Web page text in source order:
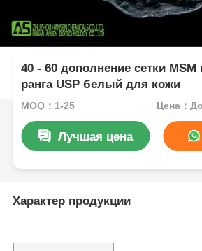
40 - 60 дополнение сетки MSM
ранга USP белый для кожи
MOQ：1-25 Цена：
Лучшая цена
Характер продукции